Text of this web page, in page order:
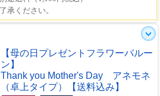
【母の日プレゼントフラワーバルー
ン】
Thank you Mother's Day アネモネ
（卓上タイプ）【送料込み】